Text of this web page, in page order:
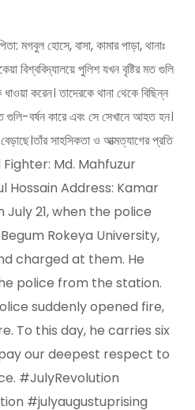
মগবুল হোসে, বাসা, কামার পাড়া, থানাঃ
বিশ্ববিদ্যালয়ে পুলিশ যখন বৃষ্টির মত গুলি
করেন। তাদেরকে থানা থেকে বিছিন্ন
গুলি-বর্ষন কারে এবং সে সেখানে আহত হন।
সাহসিকতা ও আত্মত্যাগের প্রতি
Fighter: Md. Mahfuzur
Hossain Address: Kamar
July 21, when the police
Rokeya University,
charged at them. He
police from the station.
suddenly opened fire,
To this day, he carries six
our deepest respect to
#JulyRevolution
#julyaugustuprising